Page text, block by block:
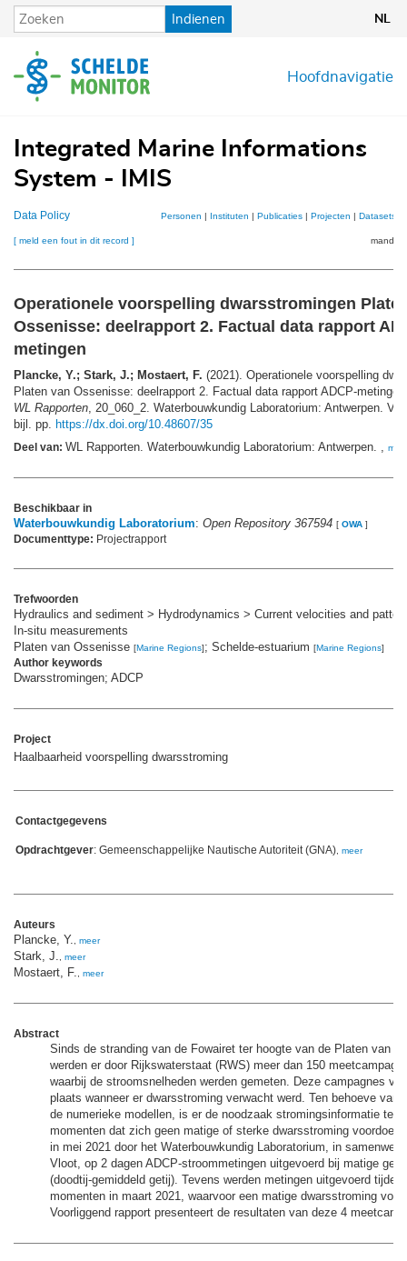
Overslaan
en
de
inhoud
Indienen NL
Hoofdnavigatie
Integrated Marine Informations
System - IMIS
Data Policy Personen | Instituten | Publicaties| Projecten | Datasets
[ meld een fout in dit record ] mandje
Operationele voorspelling dwarsstromingen
Ossenisse: deelrapport 2. Factual data rapport
metingen
Plancke, Y.; Stark, J.; Mostaert, F. (2021). Operationele voorspelling
Platen van Ossenisse: deelrapport 2. Factual data rapport ADCP-
WL Rapporten , 20_060_2. Waterbouwkundig Laboratorium: Antwerpen.
bijl. pp. https://dx.doi.org/10.48607/35
Deel van: WL Rapporten. Waterbouwkundig Laboratorium: Antwerpen. ,
Beschikbaar in
Waterbouwkundig Laboratorium: Open Repository 367594 [ OWA ]
Documenttype: Projectrapport
Trefwoorden
Hydraulics and sediment > Hydrodynamics > Current velocities and
In-situ measurements
Platen van Ossenisse [Marine Regions]; Schelde-estuarium [Marine Regions]
Author keywords
Dwarsstromingen; ADCP
Project
Haalbaarheid voorspelling dwarsstroming
Contactgegevens
Opdrachtgever: Gemeenschappelijke Nautische Autoriteit (GNA) meer
Auteurs
Plancke, Y. meer
Stark, J. meer
Mostaert, F. meer
Abstract
Sinds de stranding van de Fowairet ter hoogte van de Platen van
werden er door Rijkswaterstaat (RWS) meer dan 150
waarbij de stroomsnelheden werden gemeten. Deze campagnes
plaats wanneer er dwarsstroming verwacht werd. Ten behoeve van
de numerieke modellen, is er de noodzaak stromingsinformatie te
momenten dat zich geen matige of sterke dwarsstroming voordoet.
in mei 2021 door het Waterbouwkundig Laboratorium, in
Vloot, op 2 dagen ADCP-stroommetingen uitgevoerd bij matige
(doodtij-gemiddeld getij). Tevens werden metingen uitgevoerd
momenten in maart 2021, waarvoor een matige dwarsstroming
Voorliggend rapport presenteert de resultaten van deze 4